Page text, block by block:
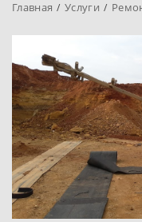
Главная Услуги